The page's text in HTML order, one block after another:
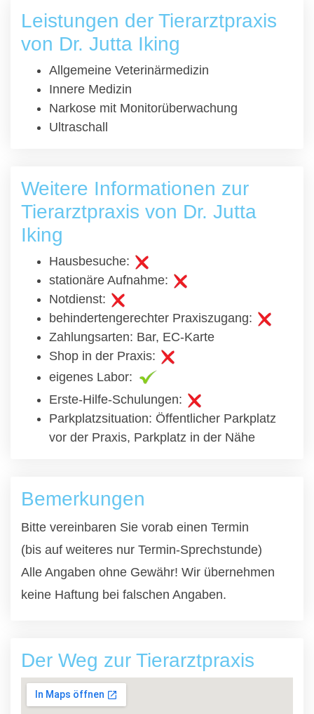
Leistungen der Tierarztpraxis
von Dr. Jutta Iking
Allgemeine Veterinärmedizin
Innere Medizin
Narkose mit Monitorüberwachung
Ultraschall
Weitere Informationen zur
Tierarztpraxis von Dr. Jutta
Iking
Hausbesuche:
stationäre Aufnahme:
Notdienst:
behindertengerechter Praxiszugang:
Zahlungsarten: Bar, EC-Karte
Shop in der Praxis:
eigenes Labor:
Erste-Hilfe-Schulungen:
Parkplatzsituation: Öffentlicher Parkplatz
vor der Praxis, Parkplatz in der Nähe
Bemerkungen
Bitte vereinbaren Sie vorab einen Termin
(bis auf weiteres nur Termin-Sprechstunde)
Alle Angaben ohne Gewähr! Wir übernehmen
keine Haftung bei falschen Angaben.
Der Weg zur Tierarztpraxis